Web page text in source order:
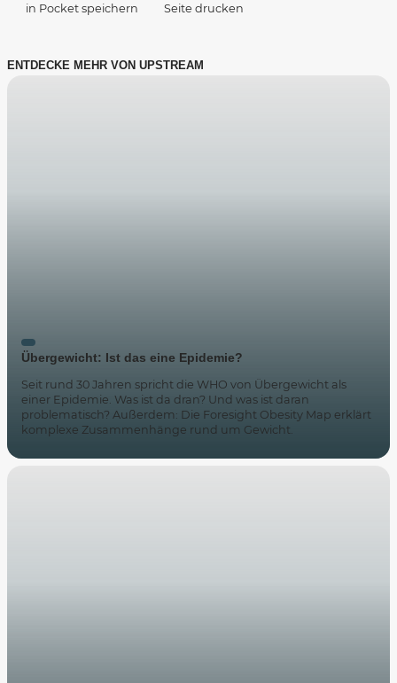
in Pocket speichern
Seite drucken
ENTDECKE MEHR VON UPSTREAM
Übergewicht: Ist das eine Epidemie?
Seit rund 30 Jahren spricht die WHO von Übergewicht als
einer Epidemie. Was ist da dran? Und was ist daran
problematisch? Außerdem: Die Foresight Obesity Map erklärt
komplexe Zusammenhänge rund um Gewicht.